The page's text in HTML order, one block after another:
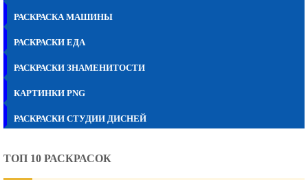
РАСКРАСКА МАШИНЫ
РАСКРАСКИ ЕДА
РАСКРАСКИ ЗНАМЕНИТОСТИ
КАРТИНКИ PNG
РАСКРАСКИ СТУДИИ ДИСНЕЙ
ТОП 10 РАСКРАСОК